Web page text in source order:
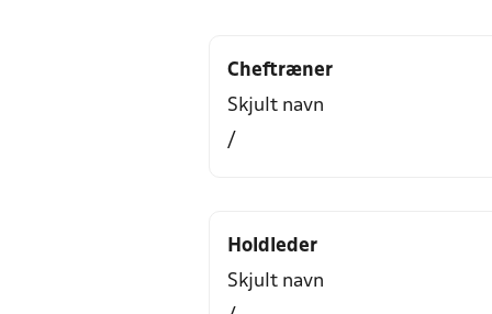
Cheftræner
Skjult navn
/
Holdleder
Skjult navn